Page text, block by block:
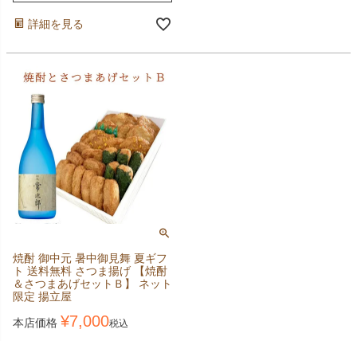
詳細を見る
焼酎 御中元 暑中御見舞 夏ギフ
ト 送料無料 さつま揚げ 【焼酎
＆さつまあげセットＢ】 ネット
限定 揚立屋
本店価格 ¥7,000税込